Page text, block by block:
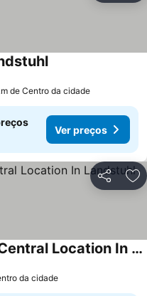
de Centro da cidade
Ver preços
Partilhar
Apartment Dreamland - Central Location In Landstuhl-city
da cidade